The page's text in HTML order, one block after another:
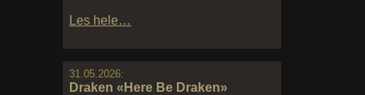
Les hele…
31.05.2026:
Draken «Here Be Draken»